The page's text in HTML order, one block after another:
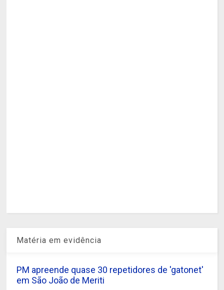
Matéria em evidência
PM apreende quase 30 repetidores de 'gatonet'
em São João de Meriti